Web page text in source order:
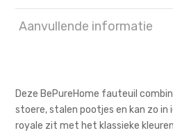
Aanvullende informatie
Deze BePureHome fauteuil
stoere, stalen pootjes en kan zo in
royale zit met het klassieke